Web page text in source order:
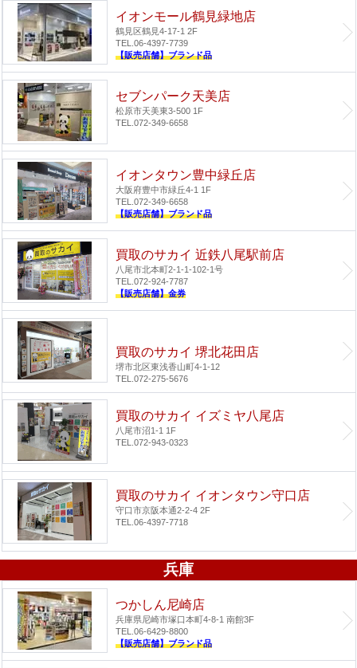
イオンモール鶴見緑地店
鶴見区鶴見4-17-1 2F
TEL.06-4397-7739
【販売店舗】ブランド品
セブンパーク天美店
松原市天美東3-500 1F
TEL.072-349-6658
イオンタウン豊中緑丘店
大阪府豊中市緑丘4-1 1F
TEL.072-349-6658
【販売店舗】ブランド品
買取のサカイ 近鉄八尾駅前店
八尾市北本町2-1-1-102-1号
TEL.072-924-7787
【販売店舗】金券
買取のサカイ 堺北花田店
堺市北区東浅香山町4-1-12
TEL.072-275-5676
買取のサカイ イズミヤ八尾店
八尾市沼1-1 1F
TEL.072-943-0323
買取のサカイ イオンタウン守口店
守口市京阪本通2-2-4 2F
TEL.06-4397-7718
兵庫
つかしん尼崎店
兵庫県尼崎市塚口本町4-8-1 南館3F
TEL.06-6429-8800
【販売店舗】ブランド品